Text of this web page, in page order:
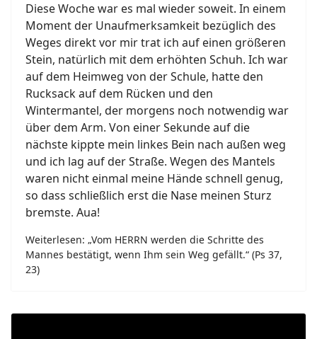
Diese Woche war es mal wieder soweit. In einem
Moment der Unaufmerksamkeit bezüglich des
Weges direkt vor mir trat ich auf einen größeren
Stein, natürlich mit dem erhöhten Schuh. Ich war
auf dem Heimweg von der Schule, hatte den
Rucksack auf dem Rücken und den
Wintermantel, der morgens noch notwendig war
über dem Arm. Von einer Sekunde auf die
nächste kippte mein linkes Bein nach außen weg
und ich lag auf der Straße. Wegen des Mantels
waren nicht einmal meine Hände schnell genug,
so dass schließlich erst die Nase meinen Sturz
bremste. Aua!
Weiterlesen: „Vom HERRN werden die Schritte des
Mannes bestätigt, wenn Ihm sein Weg gefällt.“ (Ps 37,
23)